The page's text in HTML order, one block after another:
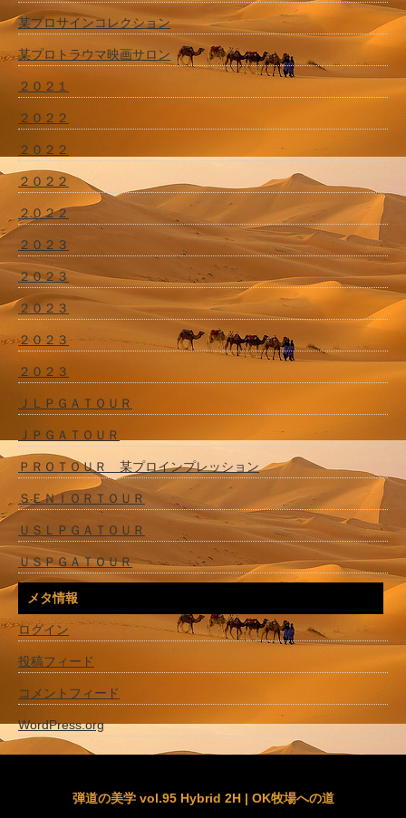
某プロサインコレクション
某プロトラウマ映画サロン
２０２１
２０２２
２０２２
２０２２
２０２２
２０２３
２０２３
２０２３
２０２３
２０２３
ＪＬＰＧＡＴＯＵＲ
ＪＰＧＡＴＯＵＲ
ＰＲＯＴＯＵＲ 某プロインプレッション
ＳＥＮＩＯＲＴＯＵＲ
ＵＳＬＰＧＡＴＯＵＲ
ＵＳＰＧＡＴＯＵＲ
メタ情報
ログイン
投稿フィード
コメントフィード
WordPress.org
弾道の美学 vol.95 Hybrid 2H | OK牧場への道